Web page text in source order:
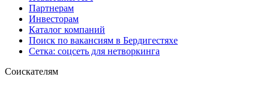
Партнерам
Инвесторам
Каталог компаний
Поиск по вакансиям в Бердигестяхе
Сетка: соцсеть для нетворкинга
Соискателям